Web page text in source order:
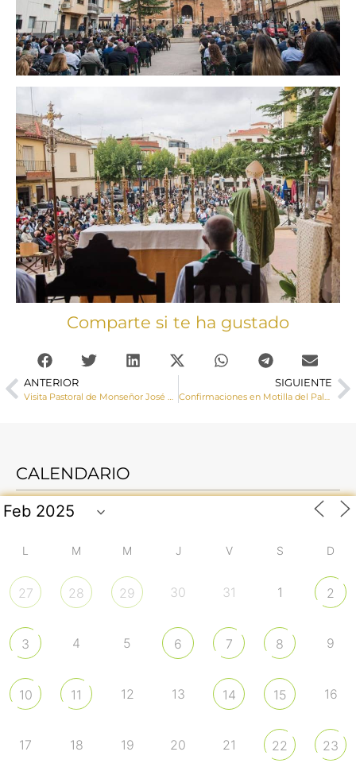
Comparte si te ha gustado
ANTERIOR SIGUIENTE
CALENDARIO
L M M J V S D
27 28 29 30 31 1 2
3 4 5 6 7 8 9
10 11 12 13 14 15 16
17 18 19 20 21 22 23